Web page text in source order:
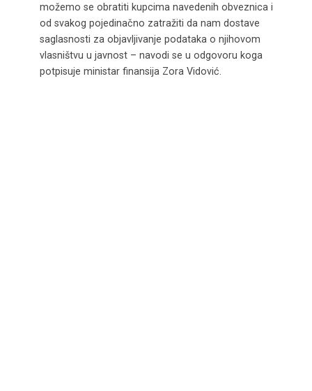
možemo se obratiti kupcima navedenih obveznica i
od svakog pojedinačno zatražiti da nam dostave
saglasnosti za objavljivanje podataka o njihovom
vlasništvu u javnost – navodi se u odgovoru koga
potpisuje ministar finansija Zora Vidović.